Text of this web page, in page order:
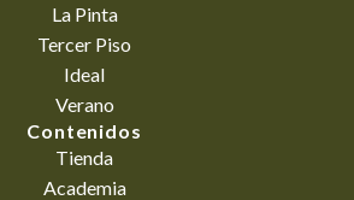
La Pinta
Tercer Piso
Ideal
Verano
Contenidos
Tienda
Academia